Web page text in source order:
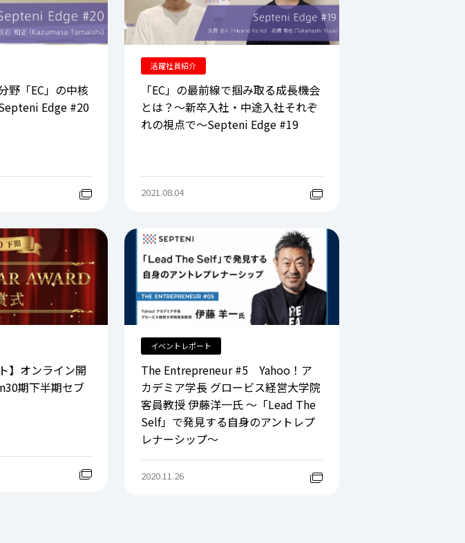
野「EC」の中核
Edge #20
活躍社員紹介
「EC」の最前線で掴み取る成長機会
とは？～新卒入社・中途入社それぞ
れの視点で～Septeni Edge #19
2021.08.04
】オンライン開
期下半期セブ
イベントレポート
The Entrepreneur #5 Yahoo！ア
カデミア学長 グロービス経営大学院
客員教授 伊藤洋一氏 ～「Lead The
Self」で発見する自身のアントレプ
レナーシップ～
2020.11.26